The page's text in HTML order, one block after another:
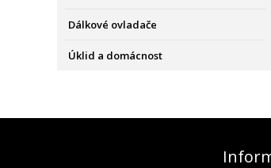
Dálkové ovladače
Úklid a domácnost